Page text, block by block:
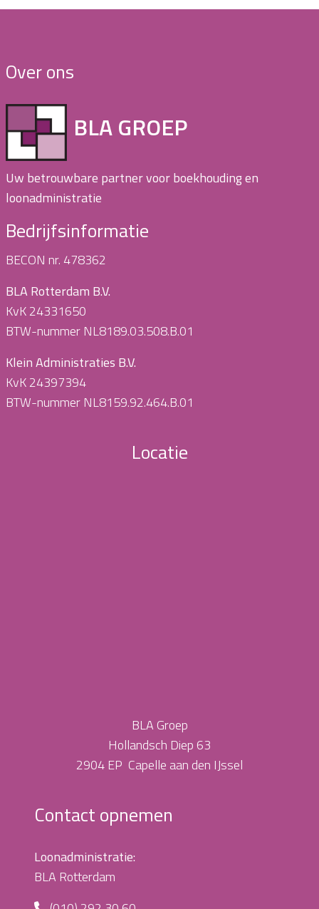
Over ons
BLA GROEP
Uw betrouwbare partner voor boekhouding en
loonadministratie
Bedrijfsinformatie
BECON nr. 478362
BLA Rotterdam B.V.
KvK 24331650
BTW-nummer NL8189.03.508.B.01
Klein Administraties B.V.
KvK 24397394
BTW-nummer NL8159.92.464.B.01
Locatie
BLA Groep
Hollandsch Diep 63
2904 EP Capelle aan den IJssel
Contact opnemen
Loonadministratie:
BLA Rotterdam